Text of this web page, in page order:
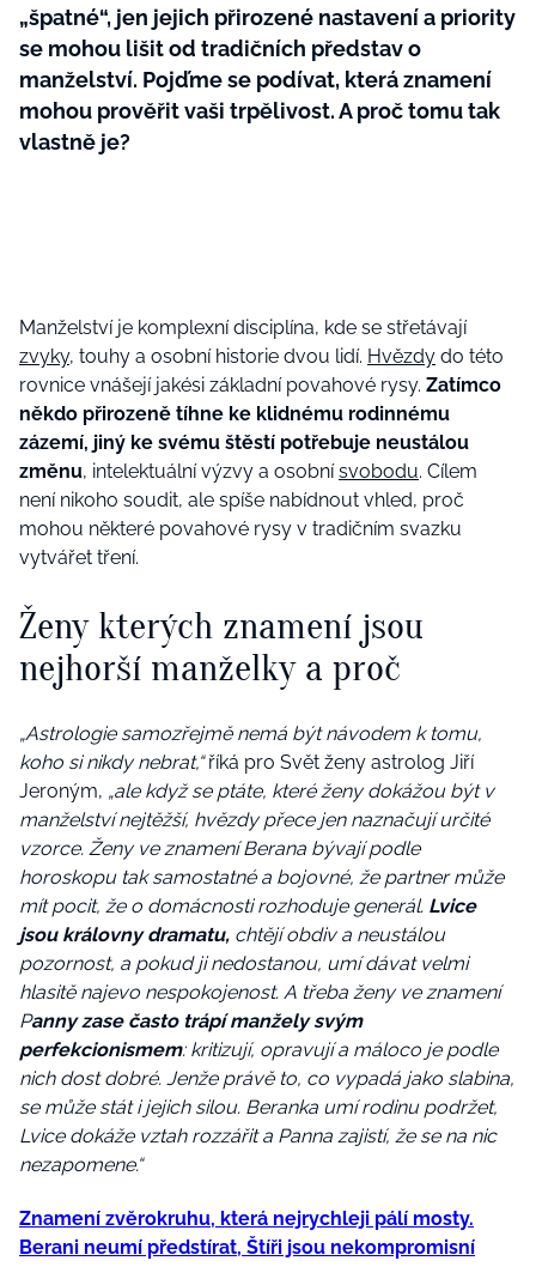
„špatné“, jen jejich přirozené nastavení a priority
se mohou lišit od tradičních představ o
manželství. Pojďme se podívat, která znamení
mohou prověřit vaši trpělivost. A proč tomu tak
vlastně je?
Manželství je komplexní disciplína, kde se střetávají
zvyky, touhy a osobní historie dvou lidí. Hvězdy do této
rovnice vnášejí jakési základní povahové rysy. Zatímco
někdo přirozeně tíhne ke klidnému rodinnému
zázemí, jiný ke svému štěstí potřebuje neustálou
změnu, intelektuální výzvy a osobnísvobodu. Cílem
není nikoho soudit, ale spíše nabídnout vhled, proč
mohou některé povahové rysy v tradičním svazku
vytvářet tření.
Ženy kterých znamení jsou
nejhorší manželky a proč
„Astrologie samozřejmě nemá být návodem k tomu,
koho si nikdy nebrat,“říká pro Svět ženy astrolog Jiří
Jeroným, „ale když se ptáte, které ženy dokážou být v
manželství nejtěžší, hvězdy přece jen naznačují určité
vzorce. Ženy ve znamení Berana bývají podle
horoskopu tak samostatné a bojovné, že partner může
mít pocit, že o domácnosti rozhoduje generál. Lvice
jsou královny dramatu, chtějí obdiv a neustálou
pozornost, a pokud ji nedostanou, umí dávat velmi
hlasitě najevo nespokojenost. A třeba ženy ve znamení
Panny zase často trápí manžely svým
perfekcionismem: kritizují, opravují a máloco je podle
nich dost dobré. Jenže právě to, co vypadá jako slabina,
se může stát i jejich silou. Beranka umí rodinu podržet,
Lvice dokáže vztah rozzářit a Panna zajistí, že se na nic
nezapomene.“
Znamení zvěrokruhu, která nejrychleji pálí mosty.
Berani neumí předstírat, Štíři jsou nekompromisní